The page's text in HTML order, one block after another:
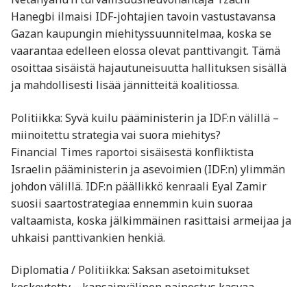
Hanegbi ilmaisi IDF-johtajien tavoin vastustavansa
Gazan kaupungin miehityssuunnitelmaa, koska se
vaarantaa edelleen elossa olevat panttivangit. Tämä
osoittaa sisäistä hajautuneisuutta hallituksen sisällä
ja mahdollisesti lisää jännitteitä koalitiossa.
Politiikka: Syvä kuilu pääministerin ja IDF:n välillä –
miinoitettu strategia vai suora miehitys?
Financial Times raportoi sisäisestä konfliktista
Israelin pääministerin ja asevoimien (IDF:n) ylimmän
johdon välillä. IDF:n päällikkö kenraali Eyal Zamir
suosii saartostrategiaa ennemmin kuin suoraa
valtaamista, koska jälkimmäinen rasittaisi armeijaa ja
uhkaisi panttivankien henkiä.
Diplomatia / Politiikka: Saksan asetoimitukset